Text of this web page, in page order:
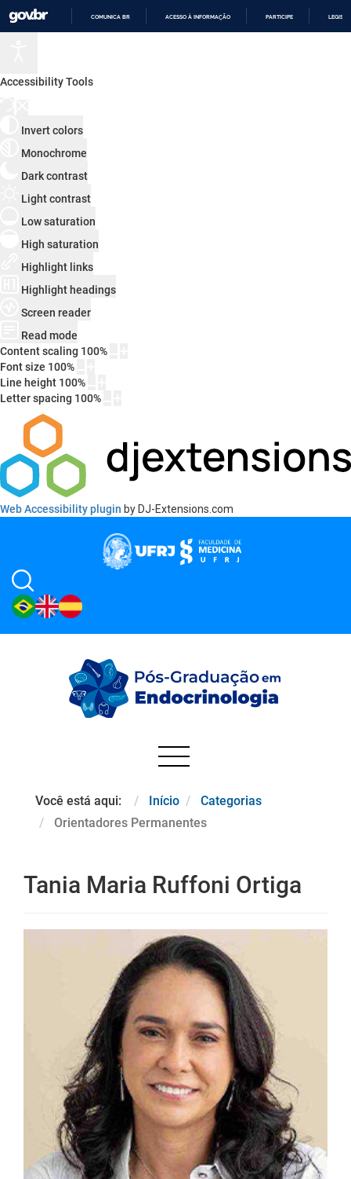
COMUNICA BR ACESSO À INFORMAÇÃO PARTICIPE
Accessibility Tools
Invert colors
Monochrome
Dark contrast
Light contrast
Low saturation
High saturation
Highlight links
Highlight headings
Screen reader
Read mode
Content scaling 100%
Font size 100%
Line height 100%
Letter spacing 100%
Web Accessibility plugin by DJ-Extensions.com
Você está aqui: Início
Categorias
Orientadores Permanentes
Tania Maria Ruffoni Ortiga